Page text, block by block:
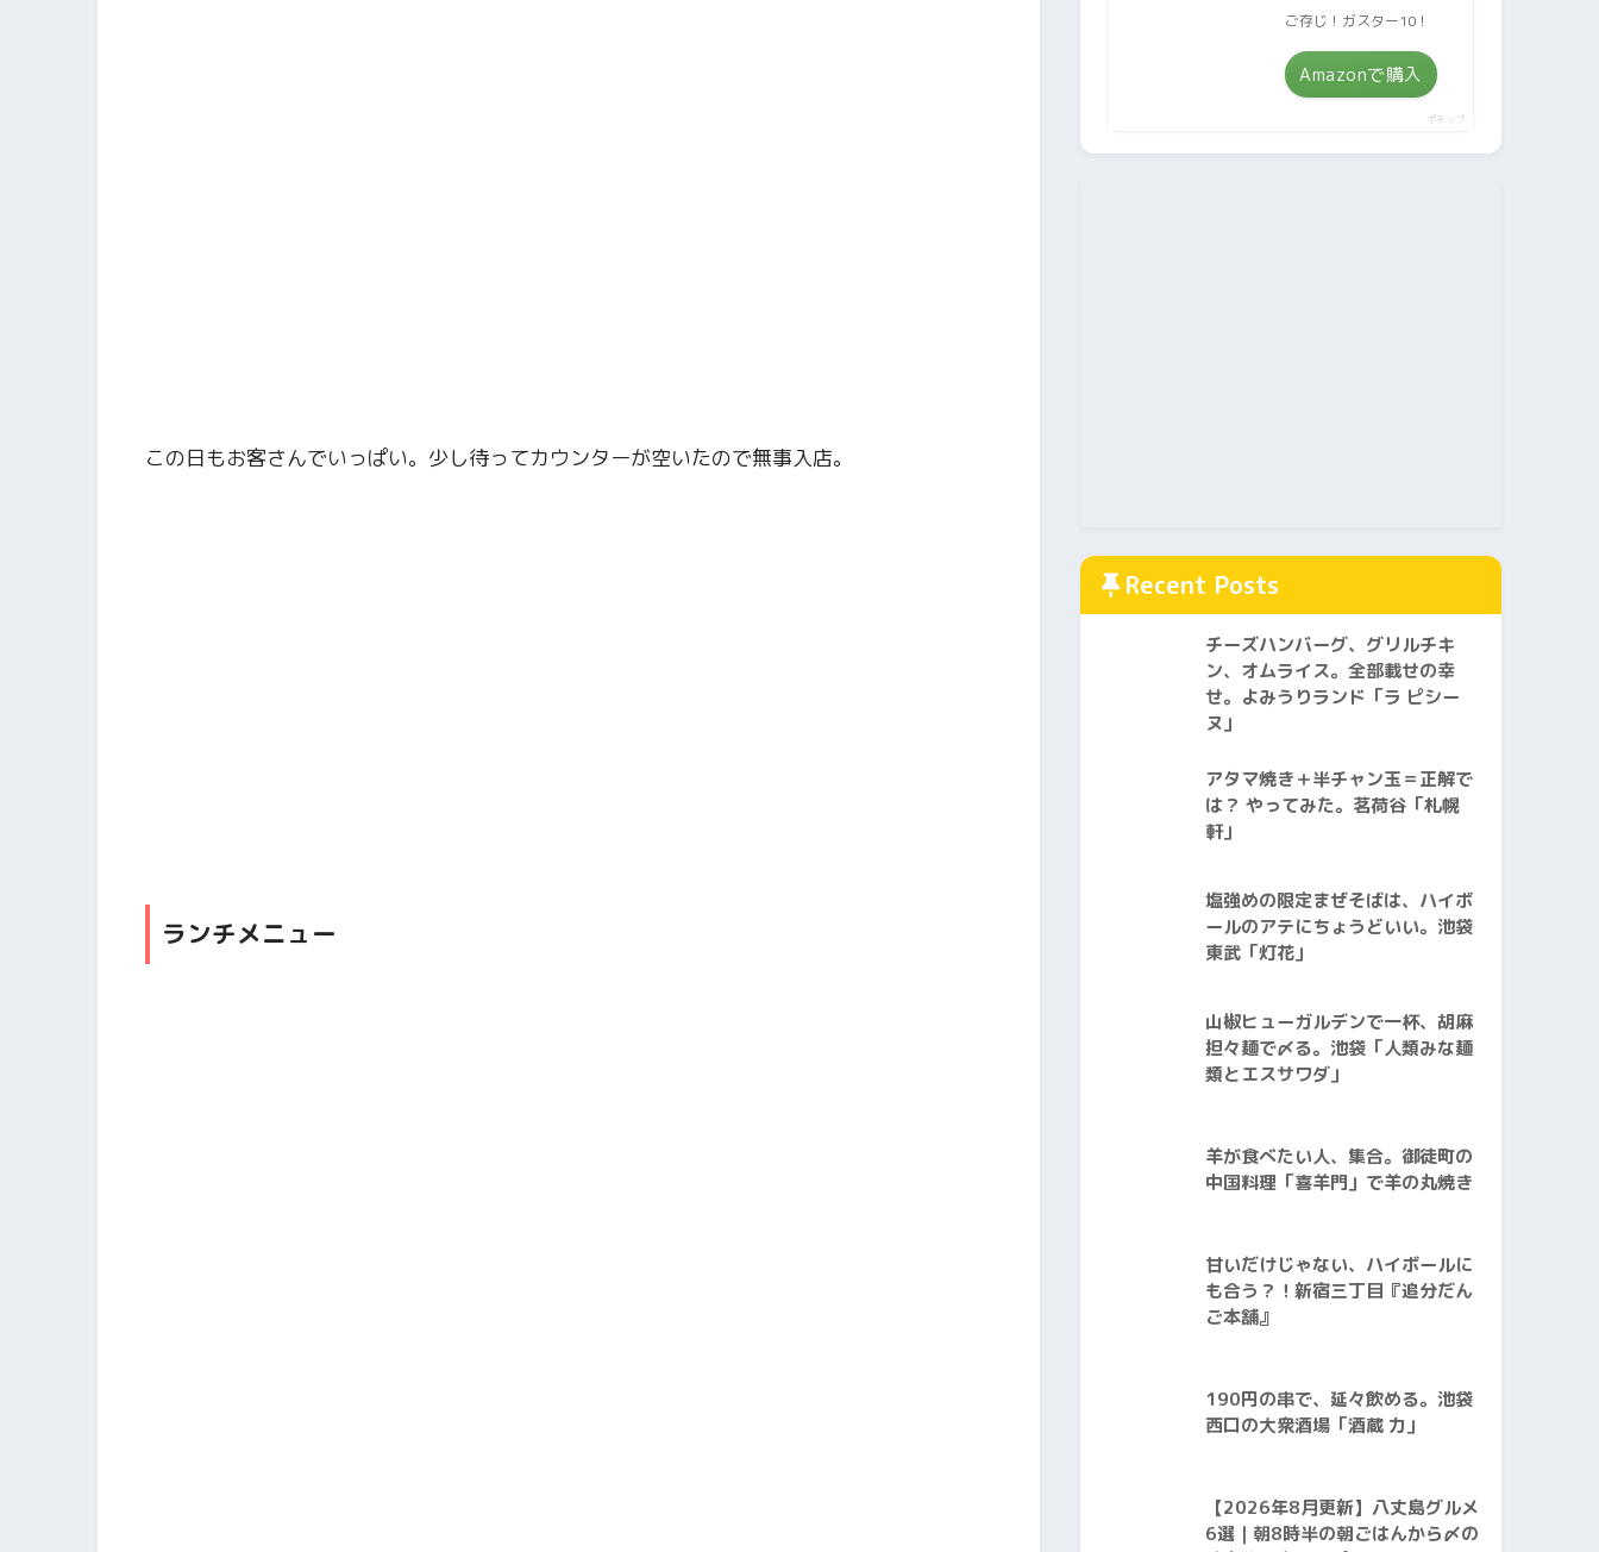
この日もお客さんでいっぱい。少し待ってカウンターが空いたので無事入店。
ランチメニュー
ご存じ！ガスター10！
Amazonで購入
ポチップ
Recent Posts
チーズハンバーグ、グリルチキ
ン、オムライス。全部載せの幸
せ。よみうりランド「ラ ピシー
ヌ」
アタマ焼き＋半チャン玉＝正解で
は？ やってみた。茗荷谷「札幌
軒」
塩強めの限定まぜそばは、ハイボ
ールのアテにちょうどいい。池袋
東武「灯花」
山椒ヒューガルデンで一杯、胡麻
担々麺で〆る。池袋「人類みな麺
類とエスサワダ」
羊が食べたい人、集合。御徒町の
中国料理「喜羊門」で羊の丸焼き
甘いだけじゃない、ハイボールに
も合う？！新宿三丁目『追分だん
ご本舗』
190円の串で、延々飲める。池袋
西口の大衆酒場「酒蔵 力」
【2026年8月更新】八丈島グルメ
6選｜朝8時半の朝ごはんから〆の